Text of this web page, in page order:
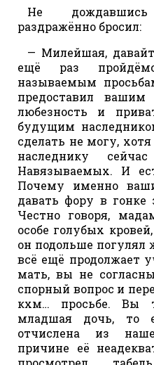
Не
раздражённо бросил:
— Милейшая,
ещё раз
называемым
предоставил
любезность и
будущим
сделать не могу,
наследнику
Навязываемых. И
Почему именно
давать фору в гонке
Честно говоря,
особе голубых
он подольше погулял
всё ещё продолжает
мать, вы не
спорный вопрос и
кхм… просьбе. Вы
младшая дочь, то
отчислена из
причине её